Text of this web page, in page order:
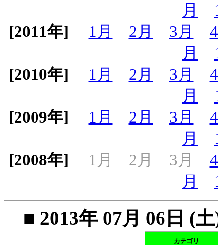
月
[2011年]
1月 2月 3月
月
[2010年]
1月 2月 3月
月
[2009年]
1月 2月 3月
月
[2008年]
1月 2月 3月
月
■ 2013年 07月 06日 (
カテゴリ